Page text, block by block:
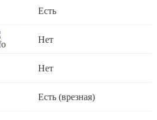
Есть
Нет
Нет
Есть (врезная)